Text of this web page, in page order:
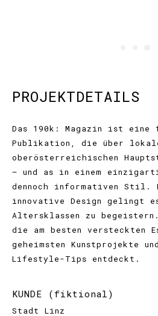
PROJEKTDETAILS
Das 190k: Magazin ist
Publikation, die über
oberösterreichischen
– und as in einem
dennoch informativen Stil.
innovative Design gelingt
Altersklassen zu begeistern.
die am besten versteckten
geheimsten Kunstprojekte
Lifestyle-Tips entdeckt.
KUNDE (fiktional)
Stadt Linz